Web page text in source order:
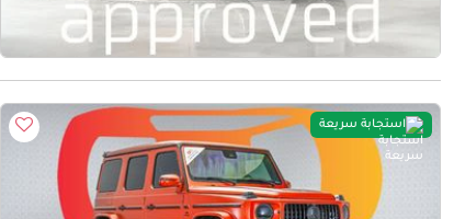
استجابة سريعة